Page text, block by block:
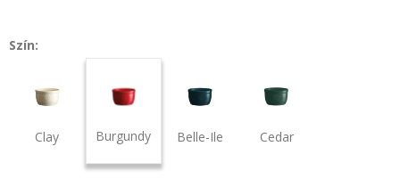
Szín:
Clay Burgundy Belle-Ile Cedar